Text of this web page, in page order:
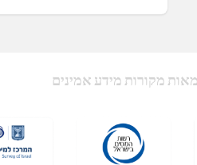
מקורות מידע אמינים